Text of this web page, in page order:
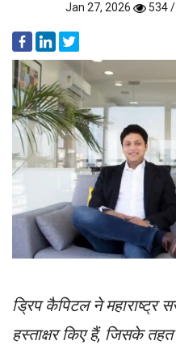
Jan 27, 2026
534
ड्रिप कैपिटल ने
हस्ताक्षर किए हैं, जिसके